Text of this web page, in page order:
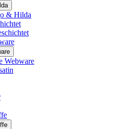
& Hilda
Webware